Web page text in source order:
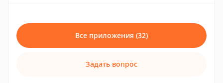
Все приложения (32)
Задать вопрос